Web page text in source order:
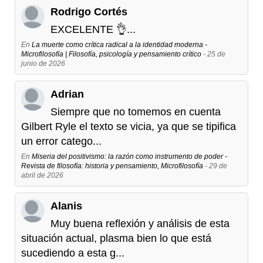
Rodrigo Cortés
EXCELENTE 👌...
En La muerte como crítica radical a la identidad moderna -
Microfilosofía | Filosofía, psicología y pensamiento crítico - 25 de
junio de 2026
Adrian
Siempre que no tomemos en cuenta
Gilbert Ryle el texto se vicia, ya que se tipifica
un error catego...
En Miseria del positivismo: la razón como instrumento de poder -
Revista de filosofía: historia y pensamiento, Microfilosofía - 29 de
abril de 2026
Alanis
Muy buena reflexión y análisis de esta
situación actual, plasma bien lo que está
sucediendo a esta g...